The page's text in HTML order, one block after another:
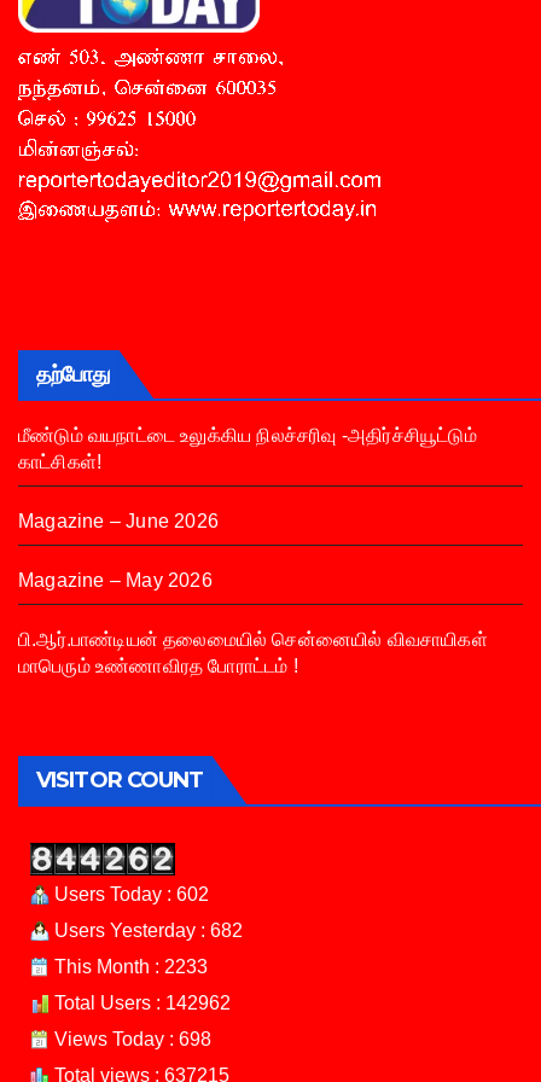
தற்போது
மீண்டும் வயநாட்டை உலுக்கிய நிலச்சரிவு -அதிர்ச்சியூட்டும்
காட்சிகள்!
Magazine – June 2026
Magazine – May 2026
பி.ஆர்.பாண்டியன் தலைமையில் சென்னையில் விவசாயிகள்
மாபெரும் உண்ணாவிரத போராட்டம் !
VISITOR COUNT
Users Today : 602
Users Yesterday : 682
This Month : 2233
Total Users : 142962
Views Today : 698
Total views : 637215